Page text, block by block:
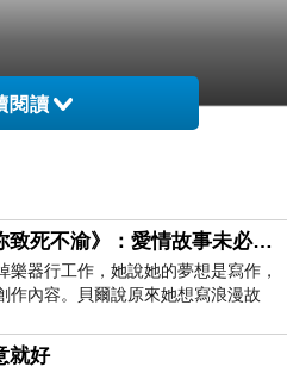
閱讀
二刷《愛你致死不渝》：愛情故事未必是浪漫故事
樂器行工作，她說她的夢想是寫作，
作內容。貝爾說原來她想寫浪漫故
：「不是浪漫故事，是愛情
就好